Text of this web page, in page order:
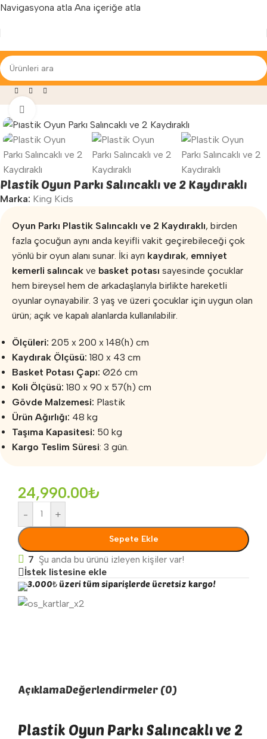
Navigasyona atla Ana içeriğe atla
Oyun Parkları
Plastik Oyun Parkı Salıncaklı ve 2 Kaydıraklı
Marka: King Kids
Oyun Parkı Plastik Salıncaklı ve 2 Kaydıraklı, birden
fazla çocuğun aynı anda keyifli vakit geçirebileceği çok
yönlü bir oyun alanı sunar. İki ayrı kaydırak, emniyet
kemerli salıncak ve basket potası sayesinde çocuklar
hem bireysel hem de arkadaşlarıyla birlikte hareketli
oyunlar oynayabilir. 3 yaş ve üzeri çocuklar için uygun olan
ürün; açık ve kapalı alanlarda kullanılabilir.
Ölçüleri: 205 x 200 x 148(h) cm
Kaydırak Ölçüsü: 180 x 43 cm
Basket Potası Çapı: Ø26 cm
Koli Ölçüsü: 180 x 90 x 57(h) cm
Gövde Malzemesi: Plastik
Ürün Ağırlığı: 48 kg
Taşıma Kapasitesi: 50 kg
Kargo Teslim Süresi: 3 gün.
24,990.00₺
- +
Sepete Ekle
7 Şu anda bu ürünü izleyen kişiler var!
İstek listesine ekle
3.000₺ üzeri tüm siparişlerde ücretsiz kargo!
AçıklamaDeğerlendirmeler (0)
Plastik Oyun Parkı Salıncaklı ve 2